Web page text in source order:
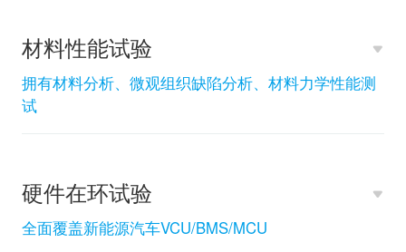
材料性能试验
拥有材料分析、微观组织缺陷分析、材料力学性能测
试
硬件在环试验
全面覆盖新能源汽车VCU/BMS/MCU